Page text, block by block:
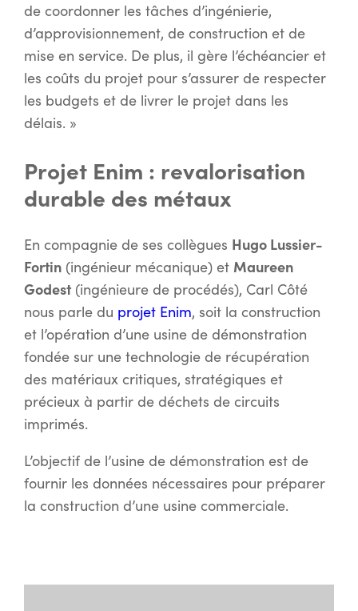
de coordonner les tâches d’ingénierie,
d’approvisionnement, de construction et de
mise en service. De plus, il gère l’échéancier et
les coûts du projet pour s’assurer de respecter
les budgets et de livrer le projet dans les
délais. »
Projet Enim : revalorisation
durable des métaux
En compagnie de ses collègues Hugo Lussier-
Fortin (ingénieur mécanique) et Maureen
Godest (ingénieure de procédés), Carl Côté
nous parle du projet Enim, soit la construction
et l’opération d’une usine de démonstration
fondée sur une technologie de récupération
des matériaux critiques, stratégiques et
précieux à partir de déchets de circuits
imprimés.
L’objectif de l’usine de démonstration est de
fournir les données nécessaires pour préparer
la construction d’une usine commerciale.